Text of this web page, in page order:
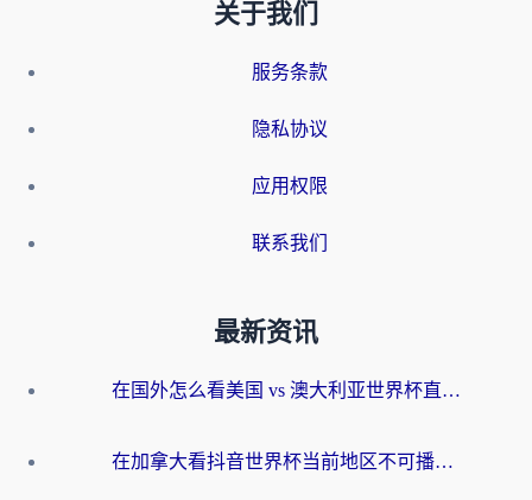
关于我们
服务条款
隐私协议
应用权限
联系我们
最新资讯
在国外怎么看美国 vs 澳大利亚世界杯直播？海外党必藏的中文解说观赛指南
在加拿大看抖音世界杯当前地区不可播放？海外党体育观赛终极指南